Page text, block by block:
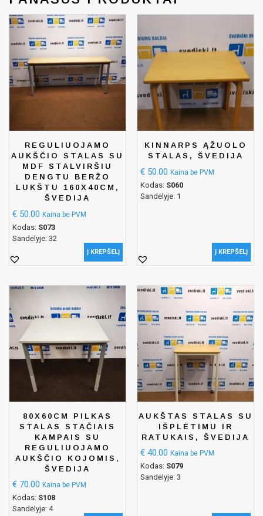
REGULIUOJAMO
AUKŠČIO STALAS SU
MDF STALVIRŠIU
DENGTU BERŽO
LUKŠTU 160X40CM,
ŠVEDIJA
€ 50.00 Kaina be PVM
Kodas: S073
Sandėlyje: 32
Į KREPŠELĮ
KINNARPS ĄŽUOLO
STALAS, ŠVEDIJA
€ 50.00 Kaina be PVM
Kodas: S060
Sandėlyje: 1
Į KREPŠELĮ
80X60CM PILKAS
STALAS STAČIAIS
KAMPAIS SU
REGULIUOJAMO
AUKŠČIO KOJOMIS,
ŠVEDIJA
€ 70.00 Kaina be PVM
Kodas: S108
Sandėlyje: 4
AUKŠTAS STALAS SU
IŠPLĖTIMU IR
RATUKAIS, ŠVEDIJA
€ 40.00 Kaina be PVM
Kodas: S079
Sandėlyje: 3